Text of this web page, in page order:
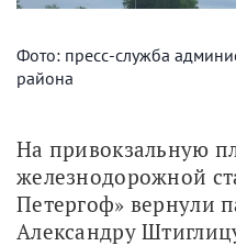
Фото: пресс-служба
района
На привокзальную
железнодорожной
Петергоф» вернули
Александру